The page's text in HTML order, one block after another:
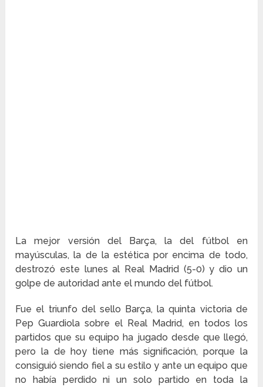
La mejor versión del Barça, la del fútbol en
mayúsculas, la de la estética por encima de todo,
destrozó este lunes al Real Madrid (5-0) y dio un
golpe de autoridad ante el mundo del fútbol.
Fue el triunfo del sello Barça, la quinta victoria de
Pep Guardiola sobre el Real Madrid, en todos los
partidos que su equipo ha jugado desde que llegó,
pero la de hoy tiene más significación, porque la
consiguió siendo fiel a su estilo y ante un equipo que
no había perdido ni un solo partido en toda la